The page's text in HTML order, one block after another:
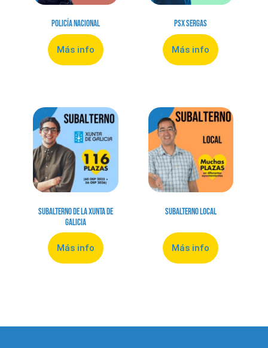
Policía Nacional
Más info
PSX Sergas
Más info
Subalterno de la Xunta de
Galicia
Más info
Subalterno Local
Más info